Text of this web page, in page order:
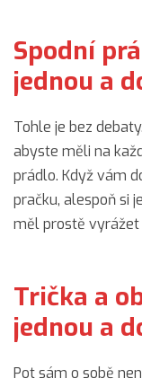
Spodní
jednou a
Tohle je bez
abyste měli na
prádlo. Když vám
pračku, alespoň si
měl prostě
Trička a
jednou a
Pot sám o sobě